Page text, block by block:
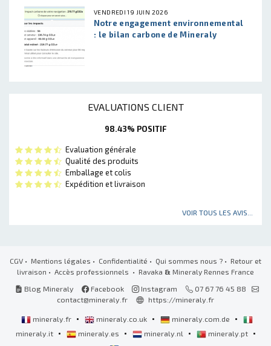
VENDREDI 19 JUIN 2026
Notre engagement environnemental
: le bilan carbone de Mineraly
EVALUATIONS CLIENT
98.43% POSITIF
Evaluation générale
Qualité des produits
Emballage et colis
Expédition et livraison
VOIR TOUS LES AVIS...
CGV • Mentions légales • Confidentialité • Qui sommes nous ? • Retour et
livraison • Accès professionnels • Ravaka & Mineraly Rennes France
Blog Mineraly
Facebook Instagram
07 67 76 45 88
contact@mineraly.fr
https://mineraly.fr
mineraly.fr • mineraly.co.uk • mineraly.com.de •
mineraly.it • mineraly.es • mineraly.nl • mineraly.pt •